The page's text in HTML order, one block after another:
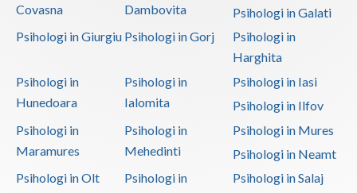
Covasna
Dambovita
Psihologi in Galati
Psihologi in Giurgiu Psihologi in Gorj
Psihologi in
Harghita
Psihologi in
Hunedoara
Psihologi in
Ialomita
Psihologi in Iasi
Psihologi in Ilfov
Psihologi in
Maramures
Psihologi in
Mehedinti
Psihologi in Mures
Psihologi in Neamt
Psihologi in Olt
Psihologi in
Psihologi in Salaj